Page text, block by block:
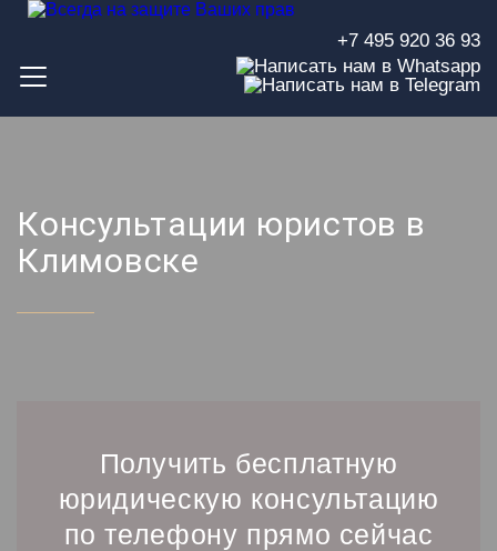
+7 495 920 36 93
Консультации юристов в
Климовске
Получить бесплатную
юридическую консультацию
по телефону прямо сейчас